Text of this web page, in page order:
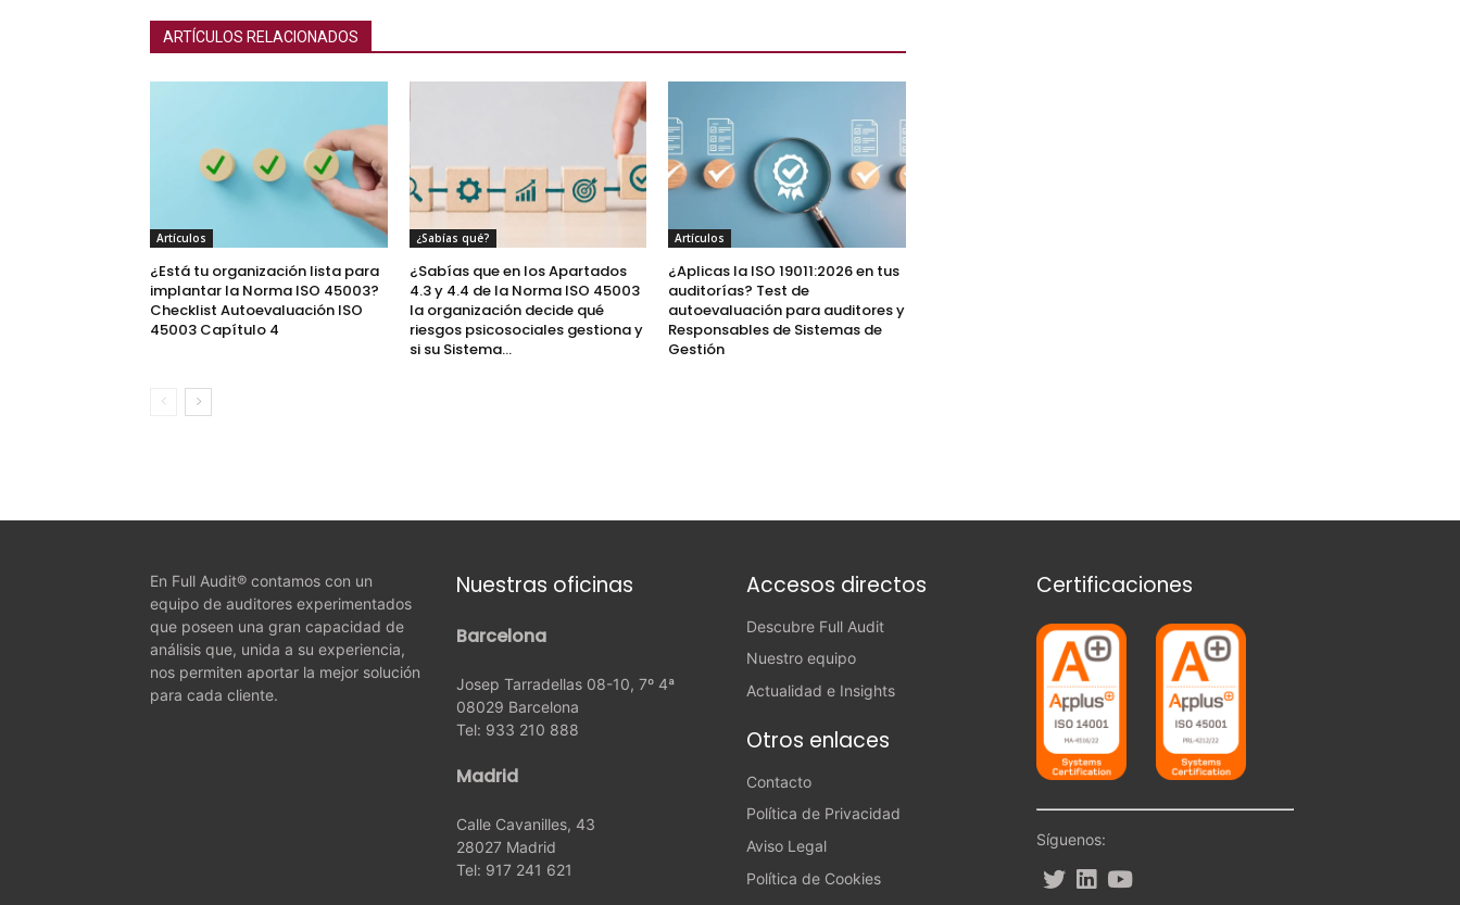
ARTÍCULOS RELACIONADOS
Artículos
¿Está tu organización lista para
implantar la Norma ISO 45003?
Checklist Autoevaluación ISO
45003 Capítulo 4
¿Sabías qué?
¿Sabías que en los Apartados
4.3 y 4.4 de la Norma ISO 45003
la organización decide qué
riesgos psicosociales gestiona y
si su Sistema...
Artículos
¿Aplicas la ISO 19011:2026 en tus
auditorías? Test de
autoevaluación para auditores y
Responsables de Sistemas de
Gestión
En Full Audit® contamos con un
equipo de auditores experimentados
que poseen una gran capacidad de
análisis que, unida a su experiencia,
nos permiten aportar la mejor solución
para cada cliente.
Nuestras oficinas
Barcelona
Josep Tarradellas 08-10, 7º 4ª
08029 Barcelona
Tel: 933 210 888
Madrid
Calle Cavanilles, 43
28027 Madrid
Tel: 917 241 621
Accesos directos
Descubre Full Audit
Nuestro equipo
Actualidad e Insights
Otros enlaces
Contacto
Política de Privacidad
Aviso Legal
Política de Cookies
Certificaciones
Síguenos: